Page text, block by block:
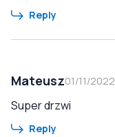
Reply
Mateusz01/11/2022
Super drzwi
Reply